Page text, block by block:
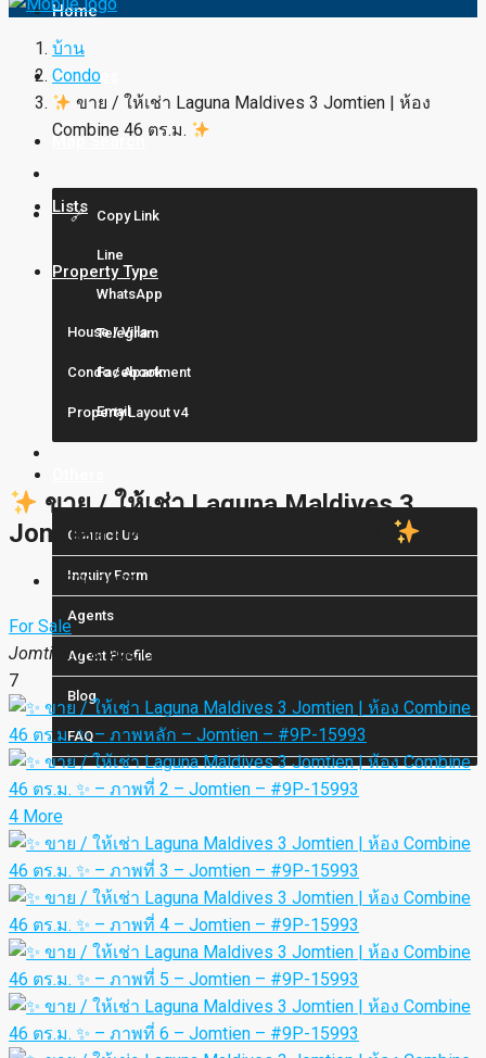
Home
Services
Map Search
Lists
Property Type
House / Villa
Condo / Apartment
Property Layout v4
Contact Us
Inquiry Form
Agents
Agent Profile
Blog
FAQ
บ้าน
Condo
ขาย / ให้เช่า Laguna Maldives 3 Jomtien | ห้อง
Combine 46 ตร.ม.
Copy Link
Line
WhatsApp
Telegram
Facebook
Email
ขาย / ให้เช่า Laguna Maldives 3
Jomtien | ห้อง Combine 46 ตร.ม.
2,500,000฿
For Sale
Jomtien, Pattaya, Chonburi, Thailand
7
4 More